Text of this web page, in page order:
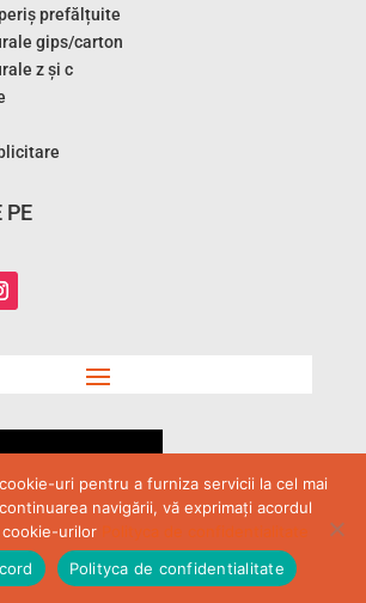
prefălțuite
gips/carton
z și c
PE
Glider
Glider Chowański Marek
uri pentru a furniza servicii la cel mai
navigării, vă exprimați acordul
urilor
Polityca de confidentialitate
Polityca de confidentialitate